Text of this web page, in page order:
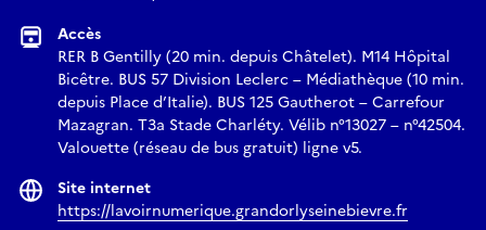
collection d’images est donc un terrain de négociations
entre les personnes qui en définissent la structure et celles
qui y figurent, souvent à leur insu.
À l’ère de l’économie de l’annotation, comment faire place à
d’autres regards sur la collection photographique ?
de collecte algorithmique et à révéler leur fragilité
constitutive. Il y est question de renouer avec nos manières
Accès
RER B Gentilly (20 min. depuis Châtelet). M14 Hôpital
Bicêtre. BUS 57 Division Leclerc – Médiathèque (10 min.
depuis Place d’Italie). BUS 125 Gautherot – Carrefour
Mazagran. T3a Stade Charléty. Vélib n°13027 – n°42504.
Valouette (réseau de bus gratuit) ligne v5.
Site internet
https://lavoirnumerique.grandorlyseinebievre.fr